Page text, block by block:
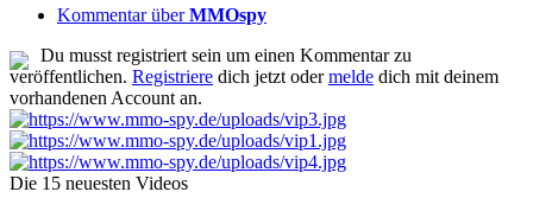
Kommentar überMMOspy
Du musst registriert sein um einen Kommentar zu
veröffentlichen. Registriere dich jetzt odermelde dich mit deinem
vorhandenen Account an.
Die 15 neuesten Videos